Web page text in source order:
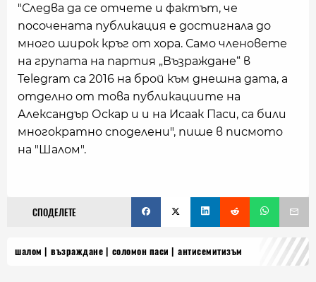
"Следва да се отчете и фактът, че
посочената публикация е достигнала до
много широк кръг от хора. Само членовете
на групата на партия „Възраждане“ в
Telegram са 2016 на брой към днешна дата, а
отделно от това публикациите на
Александър Оскар и и на Исаак Паси, са били
многократно споделени", пише в писмото
на "Шалом".
СПОДЕЛЕТЕ
шалом възраждане соломон паси антисемитизъм